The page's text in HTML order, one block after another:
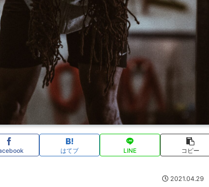
はてブ LINE コピー
2021.04.29